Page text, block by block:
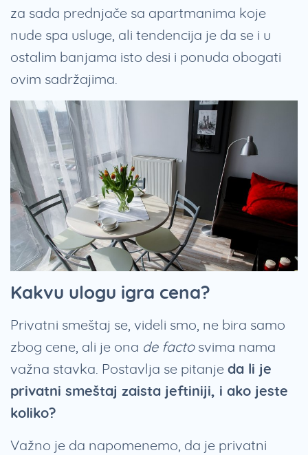
za sada prednjače sa apartmanima koje
nude spa usluge, ali tendencija je da se i u
ostalim banjama isto desi i ponuda obogati
ovim sadržajima.
Kakvu ulogu igra cena?
Privatni smeštaj se, videli smo, ne bira samo
zbog cene, ali je ona de factosvima nama
važna stavka. Postavlja se pitanje da li je
privatni smeštaj zaista jeftiniji, i ako jeste
koliko?
Važno je da napomenemo, da je privatni